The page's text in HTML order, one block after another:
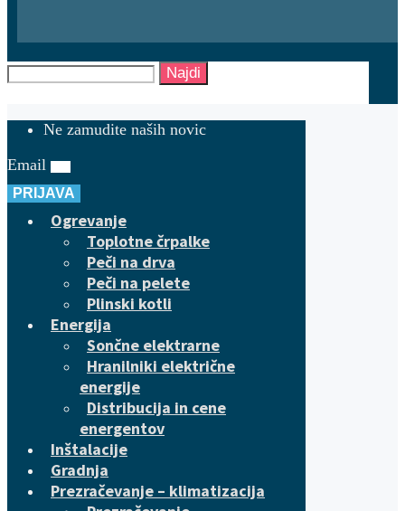
Najdi
Ne zamudite naših novic
Email
PRIJAVA
Ogrevanje
Toplotne črpalke
Peči na drva
Peči na pelete
Plinski kotli
Energija
Sončne elektrarne
Hranilniki električne
energije
Distribucija in cene
energentov
Inštalacije
Gradnja
Prezračevanje – klimatizacija